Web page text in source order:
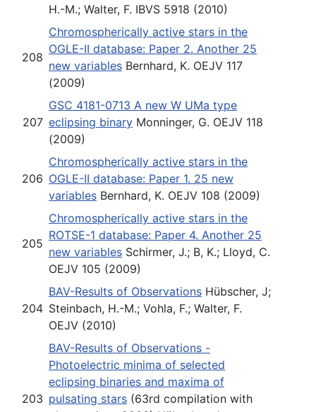
H.-M.; Walter, F. IBVS 5918 (2010)
208
Chromospherically active stars in the
OGLE-II database: Paper 2. Another 25
new variables Bernhard, K. OEJV 117
(2009)
207
GSC 4181-0713 A new W UMa type
eclipsing binary Monninger, G. OEJV 118
(2009)
206
Chromospherically active stars in the
OGLE-II database: Paper 1. 25 new
variables Bernhard, K. OEJV 108 (2009)
205
Chromospherically active stars in the
ROTSE-1 database: Paper 4. Another 25
new variables Schirmer, J.; B, K.; Lloyd, C.
OEJV 105 (2009)
204
BAV-Results of Observations Hübscher, J;
Steinbach, H.-M.; Vohla, F.; Walter, F.
OEJV (2010)
203
BAV-Results of Observations -
Photoelectric minima of selected
eclipsing binaries and maxima of
pulsating stars (63rd compilation with